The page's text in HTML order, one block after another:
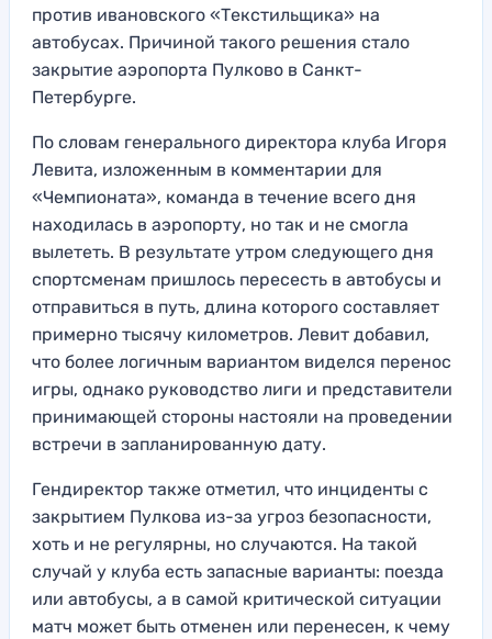
против ивановского «Текстильщика» на
автобусах. Причиной такого решения стало
закрытие аэропорта Пулково в Санкт-
Петербурге.
По словам генерального директора клуба Игоря
Левита, изложенным в комментарии для
«Чемпионата», команда в течение всего дня
находилась в аэропорту, но так и не смогла
вылететь. В результате утром следующего дня
спортсменам пришлось пересесть в автобусы и
отправиться в путь, длина которого составляет
примерно тысячу километров. Левит добавил,
что более логичным вариантом виделся перенос
игры, однако руководство лиги и представители
принимающей стороны настояли на проведении
встречи в запланированную дату.
Гендиректор также отметил, что инциденты с
закрытием Пулкова из-за угроз безопасности,
хоть и не регулярны, но случаются. На такой
случай у клуба есть запасные варианты: поезда
или автобусы, а в самой критической ситуации
матч может быть отменен или перенесен, к чему